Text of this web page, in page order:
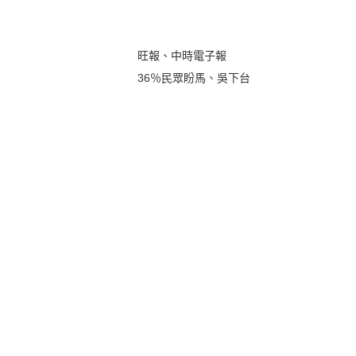
旺報、中時電子報
36％民眾盼馬、吳下台